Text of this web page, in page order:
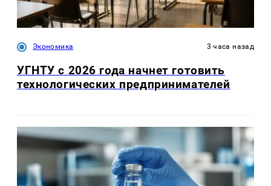
Экономика 3 часа назад
УГНТУ с 2026 года начнет готовить
технологических предпринимателей